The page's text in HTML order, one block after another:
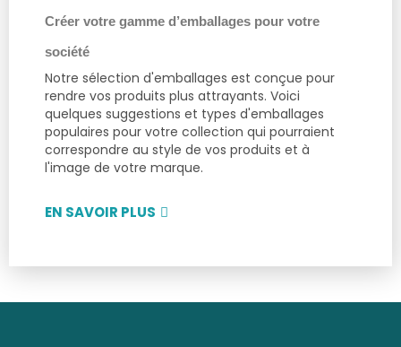
Créer votre gamme d’emballages pour votre
société
Notre sélection d'emballages est conçue pour
rendre vos produits plus attrayants. Voici
quelques suggestions et types d'emballages
populaires pour votre collection qui pourraient
correspondre au style de vos produits et à
l'image de votre marque.
EN SAVOIR PLUS